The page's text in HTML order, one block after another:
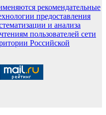
рекомендательные
предоставления
и анализа
пользователей сети
Российской